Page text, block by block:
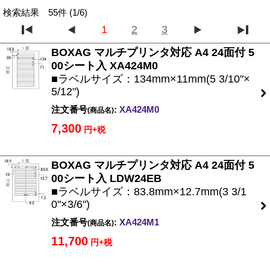
検索結果 55件 (1/6)
1 2
3
BOXAG マルチプリンタ対応 A4 24面付 5
00シート入 XA424M0
■ラベルサイズ：134mm×11mm(5 3/10"×
5/12")
注文番号(商品名): XA424M0
7,300 円+税
BOXAG マルチプリンタ対応 A4 24面付 5
00シート入 LDW24EB
■ラベルサイズ：83.8mm×12.7mm(3 3/1
0"×3/6")
注文番号(商品名): XA424M1
11,700 円+税